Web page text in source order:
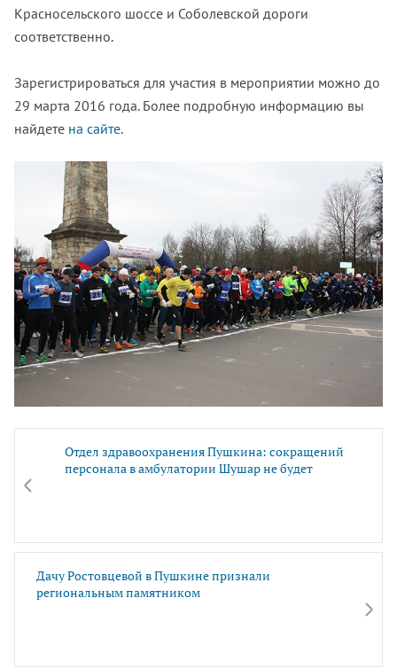
Красносельского шоссе и Соболевской дороги
соответственно.
Зарегистрироваться для участия в мероприятии можно до
29 марта 2016 года. Более подробную информацию вы
найдете на сайте.
Отдел здравоохранения Пушкина: сокращений
персонала в амбулатории Шушар не будет
Дачу Ростовцевой в Пушкине признали
региональным памятником